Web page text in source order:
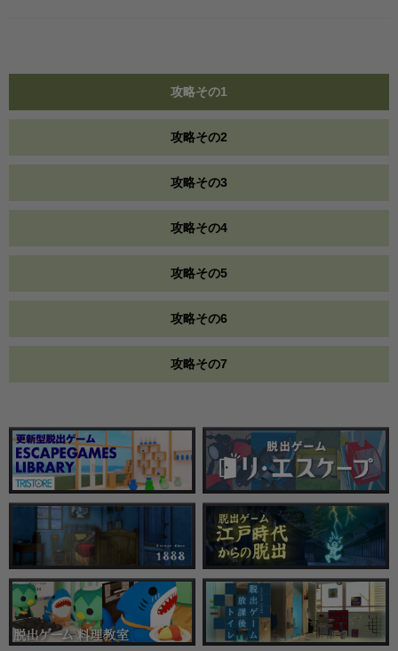
攻略その1
攻略その2
攻略その3
攻略その4
攻略その5
攻略その6
攻略その7